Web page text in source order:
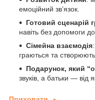
емоційний зв’язок.
Готовий сценарій
навіть без допомоги
Сімейна взаємодія
граються та
Подарунок, який
звуків, а батьки — від